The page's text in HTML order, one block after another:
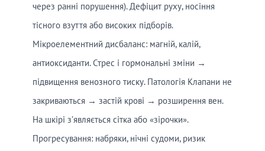
через ранні порушення). Дефіцит руху, носіння
тісного взуття або високих підборів.
Мікроелементний дисбаланс: магній, калій,
антиоксиданти. Стрес і гормональні зміни →
підвищення венозного тиску. Патологія Клапани не
закриваються → застій крові → розширення вен.
На шкірі з’являється сітка або «зірочки».
Прогресування: набряки, нічні судоми, ризик